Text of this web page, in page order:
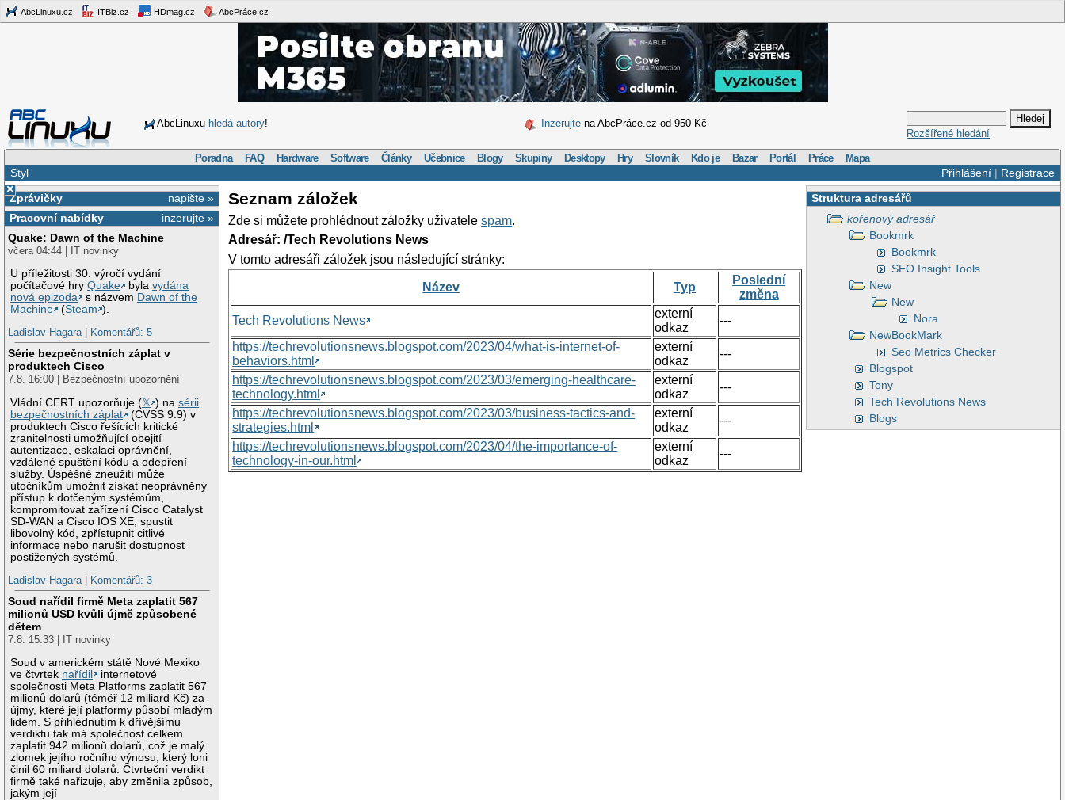
AbcLinuxu.cz ITBiz.cz HDmag.cz AbcPráce.cz
AbcLinuxu hledá autory! Inzerujte na AbcPráce.cz od 950 Kč
Rozšířené hledání
Poradna FAQ Hardware Software Články Učebnice Blogy Skupiny Desktopy Hry Slovník Kdo je Bazar Portál Práce Mapa
Přihlášení| Registrace
Styl
×
napište »
Zprávičky
inzerujte »
Pracovní nabídky
Quake: Dawn of the Machine
včera 04:44 | IT novinky
U příležitosti 30. výročí vydání
počítačové hryQuake bylavydána
nová epizoda
s názvem Dawn of the
Machine
(Steam ).
Ladislav Hagara| Komentářů: 5
Série bezpečnostních záplat v
produktech Cisco
7.8. 16:00 | Bezpečnostní upozornění
Vládní CERT upozorňuje (𝕏 ) nasérii
bezpečnostních záplat
(CVSS 9.9) v
produktech Cisco řešících kritické
zranitelnosti umožňující obejití
autentizace, eskalaci oprávnění,
vzdálené spuštění kódu a odepření
služby. Úspěšné zneužití může
útočníkům umožnit získat neoprávněný
přístup k dotčeným systémům,
kompromitovat zařízení Cisco Catalyst
SD-WAN a Cisco IOS XE, spustit
libovolný kód, zpřístupnit citlivé
informace nebo narušit dostupnost
postižených systémů.
Ladislav Hagara| Komentářů: 3
Soud nařídil firmě Meta zaplatit 567
milionů USD kvůli újmě způsobené
dětem
7.8. 15:33 | IT novinky
Soud v americkém státě Nové Mexiko
ve čtvrtek nařídil
internetové
společnosti Meta Platforms zaplatit 567
milionů dolarů (téměř 12 miliard Kč) za
újmy, které její platformy působí mladým
lidem. S přihlédnutím k dřívějšímu
verdiktu tak má společnost celkem
zaplatit 942 milionů dolarů, což je malý
zlomek jejího ročního výnosu, který loni
činil 60 miliard dolarů. Čtvrteční verdikt
firmě také nařizuje, aby změnila způsob,
jakým její
Struktura adresářů
kořenový adresář
Bookmrk
Bookmrk
SEO Insight Tools
New
New
Nora
NewBookMark
Seo Metrics Checker
Blogspot
Tony
Tech Revolutions News
Blogs
Seznam záložek
Zde si můžete prohlédnout záložky uživatelespam.
Adresář: /Tech Revolutions News
V tomto adresáři záložek jsou následující stránky:
Název Typ
Poslední
změna
Tech Revolutions News
externí
odkaz
---
https://techrevolutionsnews.blogspot.com/2023/04/what-is-internet-of-
behaviors.html
externí
odkaz
---
https://techrevolutionsnews.blogspot.com/2023/03/emerging-healthcare-
technology.html
externí
odkaz
---
https://techrevolutionsnews.blogspot.com/2023/03/business-tactics-and-
strategies.html
externí
odkaz
---
https://techrevolutionsnews.blogspot.com/2023/04/the-importance-of-
technology-in-our.html
externí
odkaz
---